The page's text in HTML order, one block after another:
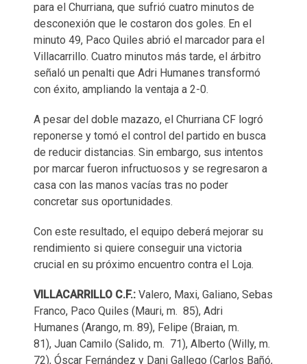
para el Churriana, que sufrió cuatro minutos de
desconexión que le costaron dos goles. En el
minuto 49, Paco Quiles abrió el marcador para el
Villacarrillo. Cuatro minutos más tarde, el árbitro
señaló un penalti que Adri Humanes transformó
con éxito, ampliando la ventaja a 2-0.
A pesar del doble mazazo, el Churriana CF logró
reponerse y tomó el control del partido en busca
de reducir distancias. Sin embargo, sus intentos
por marcar fueron infructuosos y se regresaron a
casa con las manos vacías tras no poder
concretar sus oportunidades.
Con este resultado, el equipo deberá mejorar su
rendimiento si quiere conseguir una victoria
crucial en su próximo encuentro contra el Loja.
VILLACARRILLO C.F.: Valero, Maxi, Galiano, Sebas
Franco, Paco Quiles (Mauri, m. 85), Adri
Humanes (Arango, m. 89), Felipe (Braian, m.
81), Juan Camilo (Salido, m. 71), Alberto (Willy, m.
72), Óscar Fernández y Dani Gallego (Carlos Bañó,